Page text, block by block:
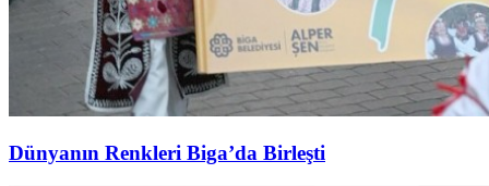
Dünyanın Renkleri Biga’da Birleşti